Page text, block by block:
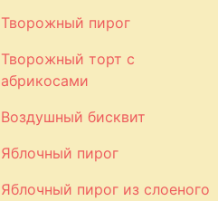
Творожный пирог
Творожный торт с
абрикосами
Воздушный бисквит
Яблочный пирог
Яблочный пирог из слоеного